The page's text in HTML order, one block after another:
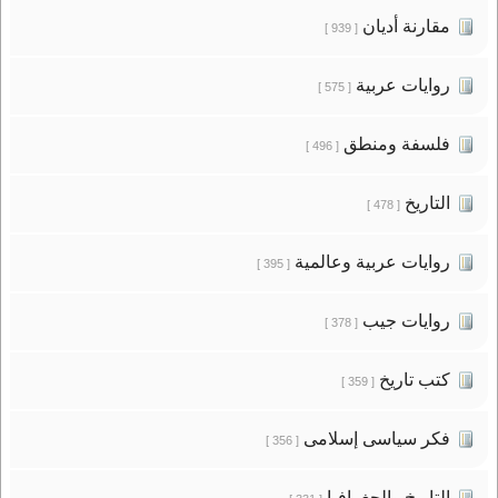
مقارنة أديان[ 939 ]
روايات عربية[ 575 ]
فلسفة ومنطق[ 496 ]
التاريخ[ 478 ]
روايات عربية وعالمية[ 395 ]
روايات جيب[ 378 ]
كتب تاريخ[ 359 ]
فكر سياسى إسلامى[ 356 ]